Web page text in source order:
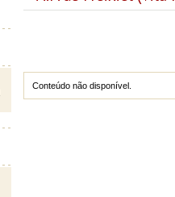
Conteúdo não disponível.